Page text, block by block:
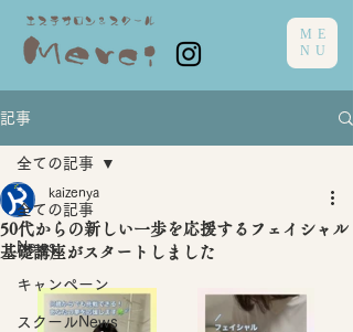
ME
NU
記事
全ての記事
News
キャンペーン
スクールNews
全ての記事
50代からの新しい一歩を応援するフェイシャル
基礎講座がスタートしました
kaizenya